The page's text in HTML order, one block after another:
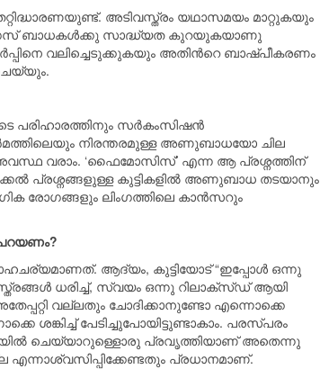
അടിവസ്ത്രം യഥാസമയം മാറ്റുകയും
ബാധകള്‍ക്കു സാദ്ധ്യത കുറയുകയാണു
വലിച്ചെടുക്കുകയും അതിന്‍റെ ബാഷ്പീകരണം
പരിഹാരത്തിനും സർകംസിഷൻ
നിരന്തരമുള്ള അണുബാധയോ ചില
അവസ്ഥ വരാം. ‘ഫൈമോസിസ്’ എന്ന ആ പ്രശ്നത്തിന്
പ്രശ്നങ്ങളുള്ള കുട്ടികളില്‍ അണുബാധ തടയാനും
രോഗങ്ങളും ലിംഗത്തിലെ കാന്‍സറും
ആദ്യം, കുട്ടിയോട് “ഇപ്പോള്‍ ഒന്നു
ധരിച്ച്, സ്വയം ഒന്നു റിലാക്സ്ഡ് ആയി
വല്ലതും ചോദിക്കാനുണ്ടോ എന്നൊക്കെ
പേടിച്ചുപോയിട്ടുണ്ടാകാം. പരസ്പരം
ചെയ്യാറുള്ളൊരു പ്രവൃത്തിയാണ് അതെന്നു
എന്നാശ്വസിപ്പിക്കേണ്ടതും പ്രധാനമാണ്.